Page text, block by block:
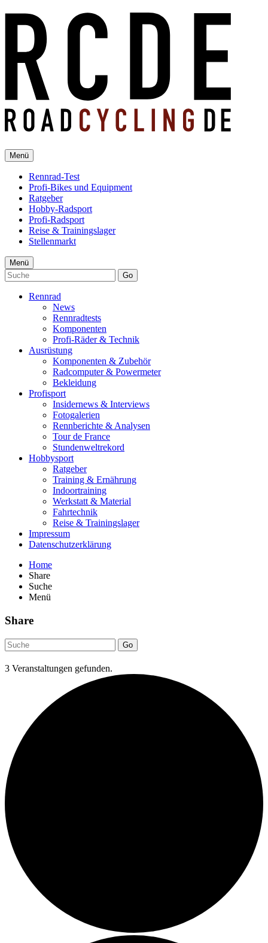
Menü
Rennrad-Test
Profi-Bikes und Equipment
Ratgeber
Hobby-Radsport
Profi-Radsport
Reise & Trainingslager
Stellenmarkt
Menü
Go
Rennrad
News
Rennradtests
Komponenten
Profi-Räder & Technik
Ausrüstung
Komponenten & Zubehör
Radcomputer & Powermeter
Bekleidung
Profisport
Insidernews & Interviews
Fotogalerien
Rennberichte & Analysen
Tour de France
Stundenweltrekord
Hobbysport
Ratgeber
Training & Ernährung
Indoortraining
Werkstatt & Material
Fahrtechnik
Reise & Trainingslager
Impressum
Datenschutzerklärung
Home
Share
Suche
Menü
Share
Go
3 Veranstaltungen gefunden.